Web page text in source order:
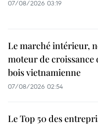
07/08/2026 03:19
Le marché intérieur,
moteur de croissance
bois vietnamienne
07/08/2026 02:54
Le Top 50 des